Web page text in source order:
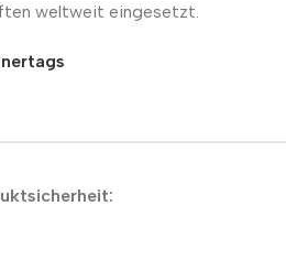
weltweit eingesetzt.